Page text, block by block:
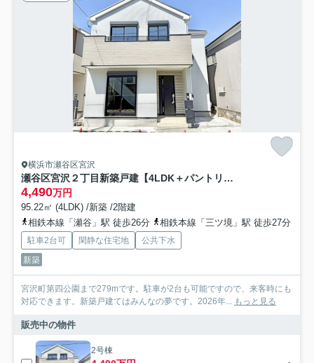
横浜市瀬谷区宮沢
瀬谷区宮沢２丁目新築戸建【4LDK＋パントリー付/駐車スペース２台確保/南向き/日当たり良好】
4,490万円
95.22㎡ (4LDK) /新築 /2階建
相鉄本線「瀬谷」駅 徒歩26分
相鉄本線「三ツ境」駅 徒歩27分
駐車2台可 閑静な住宅地
公共下水
新築
宮沢町第四公園まで279mです。駐車が2台も可能ですので、来客時にも
対応できます。新築戸建てはみんなの夢です。2026年... もっと見る
販売中の物件
2号棟